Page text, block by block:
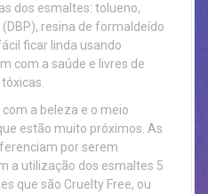
dos esmaltes: tolueno,
resina de formaldeído
ficar linda usando
com a saúde e livres de
a beleza e o meio
estão muito próximos. As
por serem
a utilização dos esmaltes 5
que são Cruelty Free, ou